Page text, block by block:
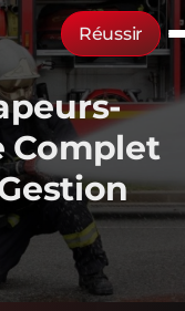
Réussir
Complet